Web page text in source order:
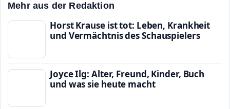
Mehr aus der Redaktion
Horst Krause ist tot: Leben, Krankheit
und Vermächtnis des Schauspielers
Joyce Ilg: Alter, Freund, Kinder, Buch
und was sie heute macht